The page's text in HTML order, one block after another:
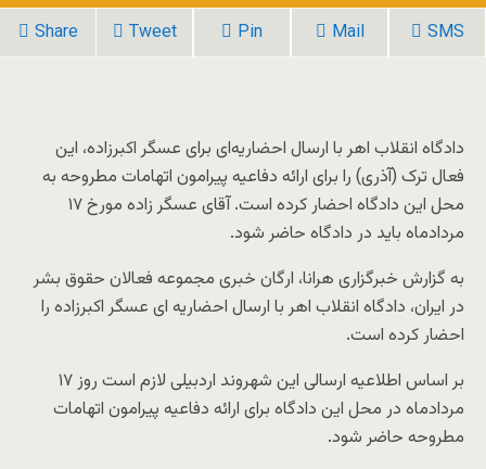
Share Tweet Pin Mail SMS
دادگاه انقلاب اهر با ارسال احضاریه‌ای برای عسگر اکبرزاده، این
فعال ترک (آذری) را برای ارائه دفاعیه پیرامون اتهامات مطروحه به
محل این دادگاه احضار کرده است. آقای عسگر زاده مورخ ۱۷
مردادماه باید در دادگاه حاضر شود.
به گزارش خبرگزاری هرانا، ارگان خبری مجموعه فعالان حقوق بشر
در ایران، دادگاه انقلاب اهر با ارسال احضاریه ای عسگر اکبرزاده را
احضار کرده است.
بر اساس اطلاعیه ارسالی این شهروند اردبیلی لازم است روز ۱۷
مردادماه در محل این دادگاه برای ارائه دفاعیه پیرامون اتهامات
مطروحه حاضر شود.